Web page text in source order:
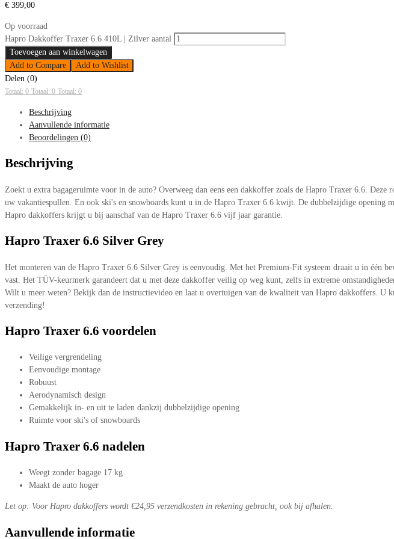
€ 399,00
Op voorraad
Hapro Dakkoffer Traxer 6.6 410L | Zilver aantal
Toevoegen aan winkelwagen
Add to Compare
Add to Wishlist
Delen (0)
Totaal: 0 Totaal: 0 Totaal: 0
Beschrijving
Aanvullende informatie
Beoordelingen (0)
Beschrijving
Zoekt u extra bagageruimte voor in de auto? Overweeg dan eens een dakkoffer zoals de Hapro Traxer 6.6.
uw vakantiespullen. En ook ski's en snowboards kunt u in de Hapro Traxer 6.6 kwijt. De dubbelzijdige opening
Hapro dakkoffers krijgt u bij aanschaf van de Hapro Traxer 6.6 vijf jaar garantie.
Hapro Traxer 6.6 Silver Grey
Het monteren van de Hapro Traxer 6.6 Silver Grey is eenvoudig. Met het Premium-Fit systeem draait u in één
vast. Het TÜV-keurmerk garandeert dat u met deze dakkoffer veilig op weg kunt, zelfs in extreme
Wilt u meer weten? Bekijk dan de instructievideo en laat u overtuigen van de kwaliteit van Hapro dakkoffers.
verzending!
Hapro Traxer 6.6 voordelen
Veilige vergrendeling
Eenvoudige montage
Robuust
Aerodynamisch design
Gemakkelijk in- en uit te laden dankzij dubbelzijdige opening
Ruimte voor ski's of snowboards
Hapro Traxer 6.6 nadelen
Weegt zonder bagage 17 kg
Maakt de auto hoger
Let op: Voor Hapro dakkoffers wordt €24,95 verzendkosten in rekening gebracht, ook bij afhalen.
Aanvullende informatie